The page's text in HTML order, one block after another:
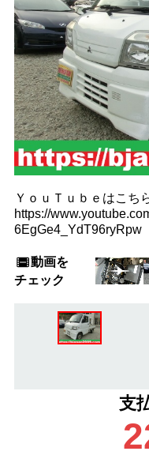
ＹｏｕＴｕｂｅはこち
https://
6EgGe4_YdT96ryRpw
動画を
チェック
支